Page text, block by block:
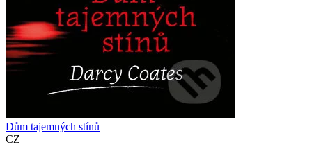
Dům tajemných stínů
CZ